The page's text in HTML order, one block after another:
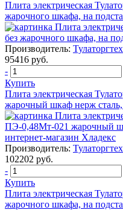
Плита электрическая
жарочного шкафа, на
Производитель:
95416 руб.
-
Купить
Плита электрическая
жарочный шкаф нерж сталь,
Производитель:
102202 руб.
-
Купить
Плита электрическая
жарочного шкафа, на